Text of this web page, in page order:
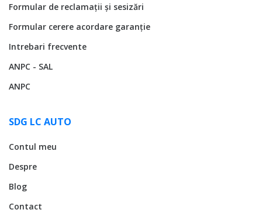
Formular de reclamații și sesizări
Formular cerere acordare garanție
Intrebari frecvente
ANPC - SAL
ANPC
SDG LC AUTO
Contul meu
Despre
Blog
Contact